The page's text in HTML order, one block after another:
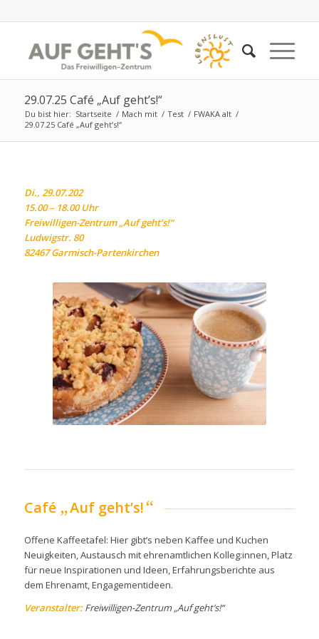
29.07.25 Café „Auf geht’s!“
Du bist hier: Startseite / Mach mit / Test / FWAKA alt /
29.07.25 Café „Auf geht’s!“
Di., 29.07.202
15.00 – 18.00 Uhr
Freiwilligen-Zentrum „Auf geht’s!“
Ludwigstr. 80
82467 Garmisch-Partenkirchen
Café „Auf geht’s!“
Offene Kaffeetafel: Hier gibt’s neben Kaffee und Kuchen
Neuigkeiten, Austausch mit ehrenamtlichen Kolleg:innen, Platz
für neue Inspirationen und Ideen, Erfahrungsberichte aus
dem Ehrenamt, Engagementideen.
Veranstalter:Freiwilligen-Zentrum „Auf geht’s!“